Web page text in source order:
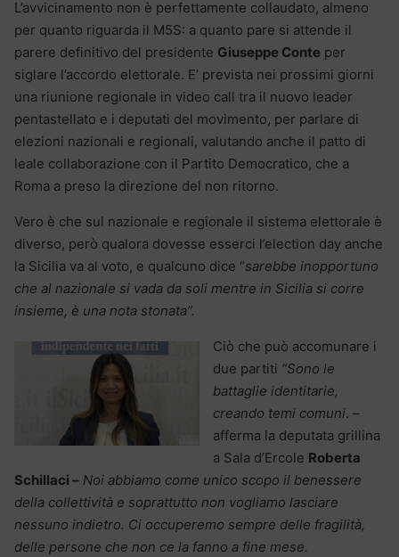
L’avvicinamento non è perfettamente collaudato, almeno
per quanto riguarda il M5S: a quanto pare si attende il
parere definitivo del presidente Giuseppe Conte per
siglare l’accordo elettorale. E’ prevista nei prossimi giorni
una riunione regionale in video call tra il nuovo leader
pentastellato e i deputati del movimento, per parlare di
elezioni nazionali e regionali, valutando anche il patto di
leale collaborazione con il Partito Democratico, che a
Roma a preso la direzione del non ritorno.
Vero è che sul nazionale e regionale il sistema elettorale è
diverso, però qualora dovesse esserci l’election day anche
la Sicilia va al voto, e qualcuno dice “sarebbe inopportuno
che al nazionale si vada da soli mentre in Sicilia si corre
insieme, è una nota stonata”.
Ciò che può accomunare i
due partiti “Sono le
battaglie identitarie,
creando temi comuni. –
afferma la deputata grillina
a Sala d’Ercole Roberta
Schillaci – Noi abbiamo come unico scopo il benessere
della collettività e soprattutto non vogliamo lasciare
nessuno indietro. Ci occuperemo sempre delle fragilità,
delle persone che non ce la fanno a fine mese.